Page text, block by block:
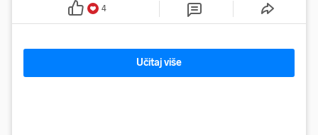
4
Učitaj više